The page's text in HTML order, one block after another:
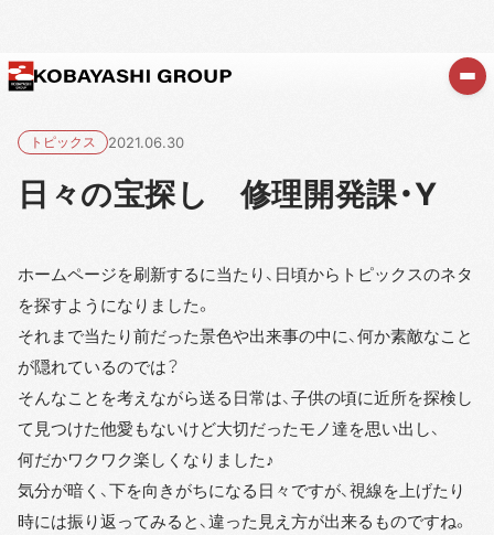
トピックス 2021.06.30
日々の宝探し 修理開発課・Y
ホームページを刷新するに当たり、日頃からトピックスのネタ
を探すようになりました。
それまで当たり前だった景色や出来事の中に、何か素敵なこと
が隠れているのでは？
そんなことを考えながら送る日常は、子供の頃に近所を探検し
て見つけた他愛もないけど大切だったモノ達を思い出し、
何だかワクワク楽しくなりました♪
気分が暗く、下を向きがちになる日々ですが、視線を上げたり
時には振り返ってみると、違った見え方が出来るものですね。